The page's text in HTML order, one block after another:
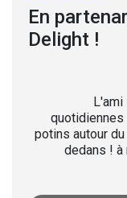
En
Delight !
potins autour
dedans ! à